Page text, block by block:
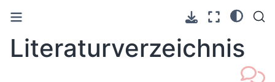
Literaturverzeichnis